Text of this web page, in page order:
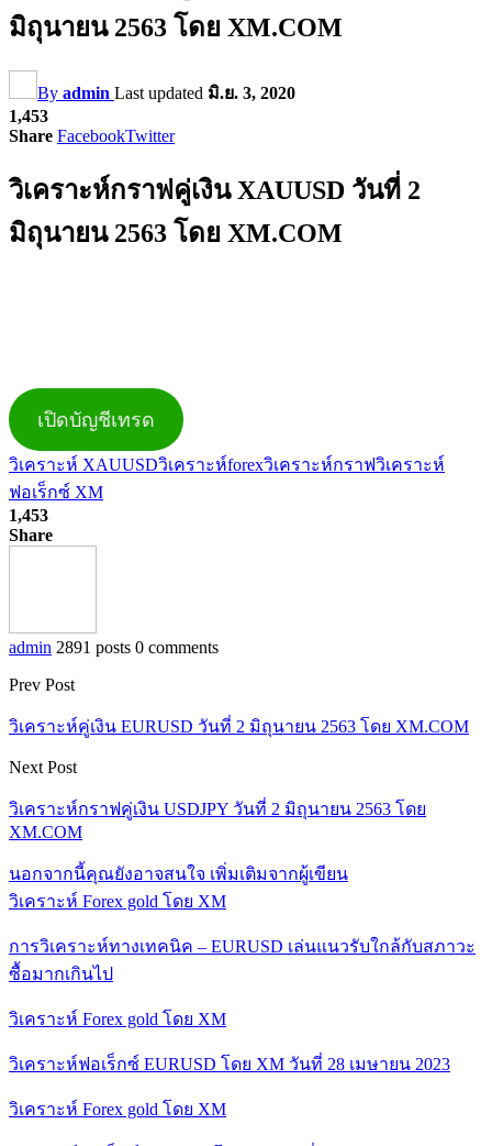
มิถุนายน 2563 โดย XM.COM
By admin Last updated มิ.ย. 3, 2020
1,453
Share FacebookTwitter
วิเคราะห์กราฟคู่เงิน XAUUSD วันที่ 2
มิถุนายน 2563 โดย XM.COM
เปิดบัญชีเทรด
วิเคราะห์ XAUUSDวิเคราะห์forexวิเคราะห์กราฟวิเคราะห์
ฟอเร็กซ์ XM
1,453
Share
admin 2891 posts 0 comments
Prev Post
วิเคราะห์คู่เงิน EURUSD วันที่ 2 มิถุนายน 2563 โดย XM.COM
Next Post
วิเคราะห์กราฟคู่เงิน USDJPY วันที่ 2 มิถุนายน 2563 โดย
XM.COM
นอกจากนี้คุณยังอาจสนใจ เพิ่มเติมจากผู้เขียน
วิเคราะห์ Forex gold โดย XM
การวิเคราะห์ทางเทคนิค – EURUSD เล่นแนวรับใกล้กับสภาวะ
ซื้อมากเกินไป
วิเคราะห์ Forex gold โดย XM
วิเคราะห์ฟอเร็กซ์ EURUSD โดย XM วันที่ 28 เมษายน 2023
วิเคราะห์ Forex gold โดย XM